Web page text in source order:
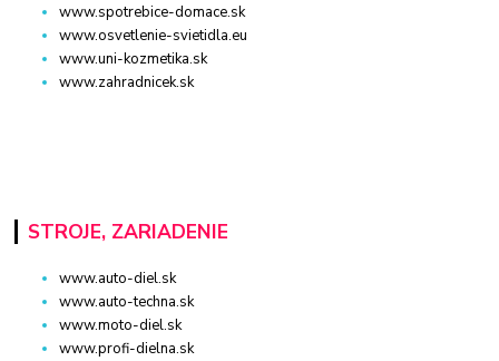
www.spotrebice-domace.sk
www.osvetlenie-svietidla.eu
www.uni-kozmetika.sk
www.zahradnicek.sk
STROJE, ZARIADENIE
www.auto-diel.sk
www.auto-techna.sk
www.moto-diel.sk
www.profi-dielna.sk